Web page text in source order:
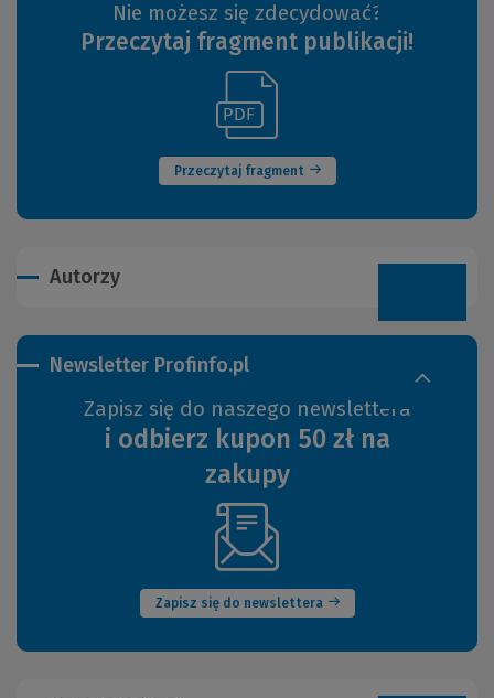
Nie możesz się zdecydować?
Przeczytaj fragment publikacji!
Przeczytaj fragment
(Nowe
okno)
innej
Autorzy
Newsletter Profinfo.pl
Zapisz się do naszego newslettera
i odbierz kupon 50 zł na
zakupy
Zapisz się do newslettera
(Nowe
okno)